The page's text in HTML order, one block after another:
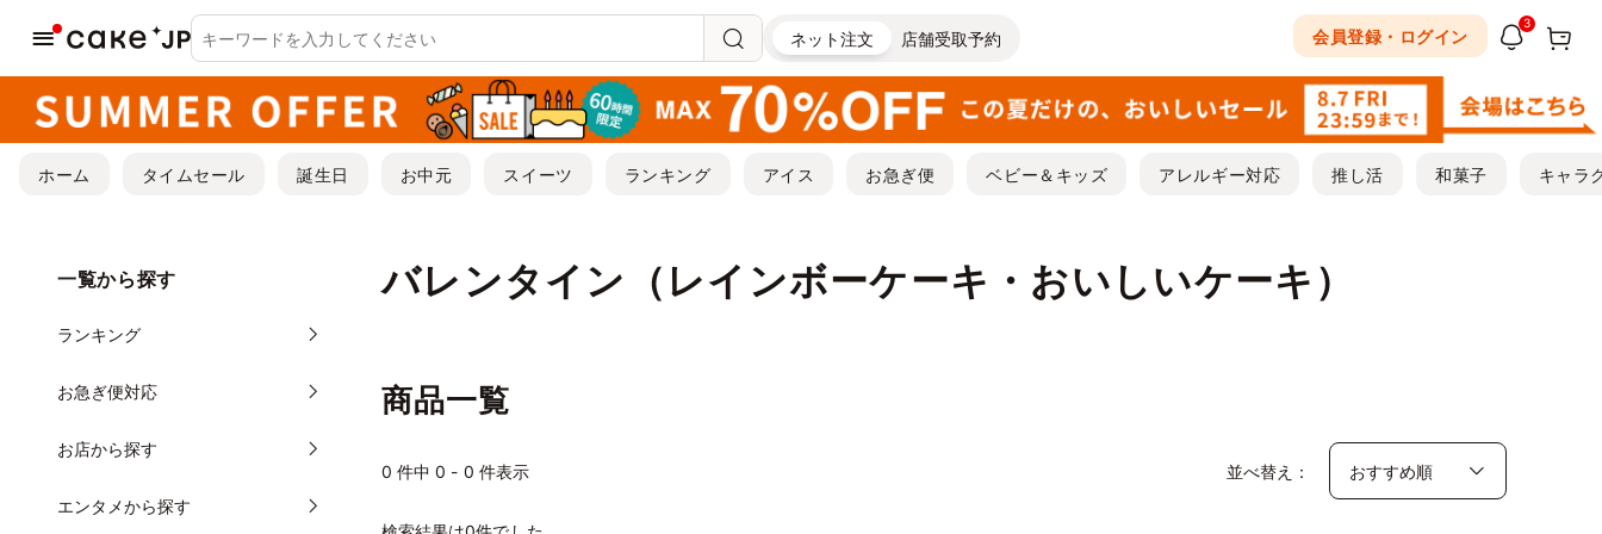
ネット注文 店舗受取予約 会員登録・ログイン
3
ホーム タイムセール 誕生日 お中元 スイーツ ランキング アイス お急ぎ便 ベビー＆キッズ アレルギー対応 推し活 和菓子 キャラ
バレンタイン（レインボーケーキ・おいしいケーキ）
一覧から探す
ランキング
お急ぎ便対応
お店から探す
エンタメから探す
商品一覧
0 件中 0 - 0 件表示 並べ替え：